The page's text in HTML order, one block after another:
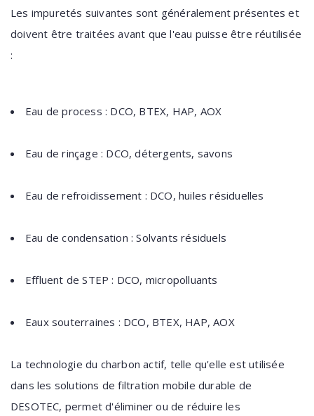
Les impuretés suivantes sont généralement présentes et
doivent être traitées avant que l'eau puisse être réutilisée
:
Eau de process : DCO, BTEX, HAP, AOX
Eau de rinçage : DCO, détergents, savons
Eau de refroidissement : DCO, huiles résiduelles
Eau de condensation : Solvants résiduels
Effluent de STEP : DCO, micropolluants
Eaux souterraines : DCO, BTEX, HAP, AOX
La technologie du charbon actif, telle qu'elle est utilisée
dans les solutions de filtration mobile durable de
DESOTEC, permet d'éliminer ou de réduire les